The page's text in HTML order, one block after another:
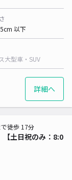
以下
大型車・SUV
詳細へ
【土日祝のみ：8:0
徒歩 17分